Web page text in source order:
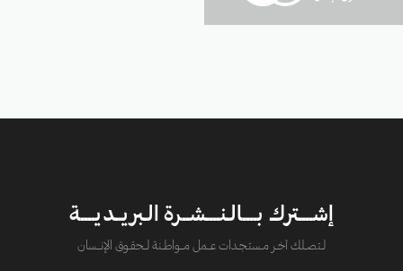
إشــــترك بــــالـنــــشــرة الـبريــديــــة
لــتصــلك آخــر مــستـجــدات عــــمل مــــواطــنة لـــحقــوق الإنــــسان